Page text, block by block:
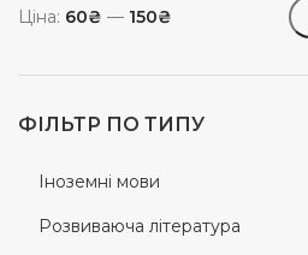
Ціна: 60₴ — 150₴
ФІЛЬТР ПО ТИПУ
Іноземні мови
Розвиваюча література